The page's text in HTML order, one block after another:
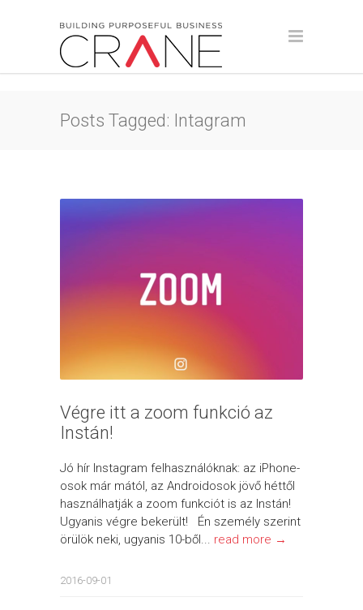
Posts Tagged: Intagram
Végre itt a zoom funkció az
Instán!
Jó hír Instagram felhasználóknak: az iPhone-
osok már mától, az Androidosok jövő héttől
használhatják a zoom funkciót is az Instán!
Ugyanis végre bekerült! Én személy szerint
örülök neki, ugyanis 10-ből... read more →
2016-09-01